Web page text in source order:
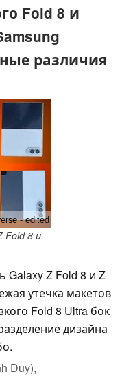
Fold 8 и
различия
- edited
Fold 8 и
Galaxy Z Fold 8 и Z
утечка макетов
Fold 8 Ultra бок
дизайна
Duy),